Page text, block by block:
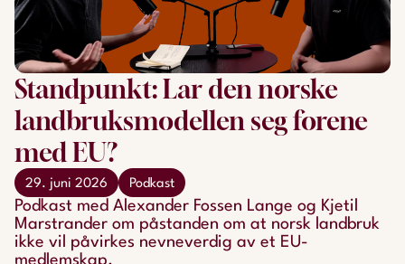
Standpunkt: Lar den norske
landbruksmodellen seg forene
med EU?
29. juni 2026 Podkast
Podkast med Alexander Fossen Lange og Kjetil
Marstrander om påstanden om at norsk landbruk
ikke vil påvirkes nevneverdig av et EU-
medlemskap.